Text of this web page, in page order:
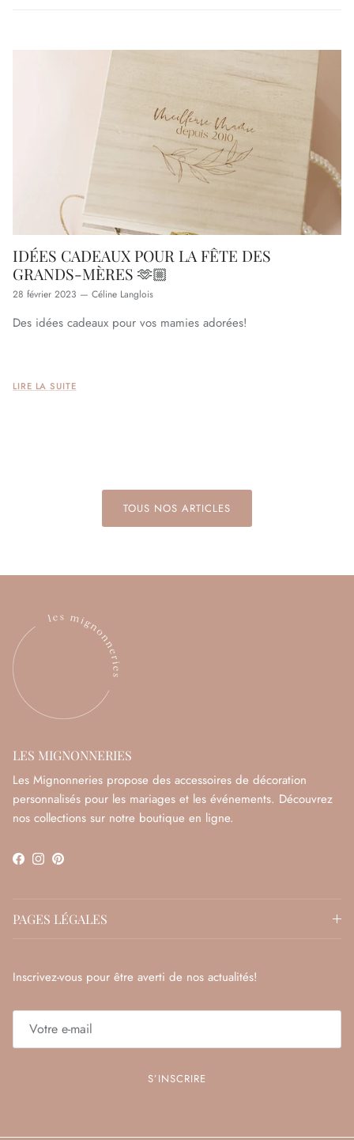
IDÉES CADEAUX POUR LA FÊTE DES
GRANDS-MÈRES 🫶🏼
28 février 2023 — Céline Langlois
Des idées cadeaux pour vos mamies adorées!
LIRE LA SUITE
TOUS NOS ARTICLES
LES MIGNONNERIES
Les Mignonneries propose des accessoires de décoration
personnalisés pour les mariages et les événements. Découvrez
nos collections sur notre boutique en ligne.
Facebook
Instagram
Pinterest
PAGES LÉGALES
Inscrivez-vous pour être averti de nos actualités!
S’INSCRIRE